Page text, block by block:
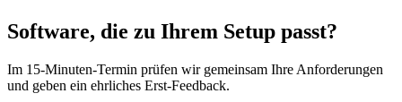
Software, die zu Ihrem Setup passt?
Im 15-Minuten-Termin prüfen wir gemeinsam Ihre Anforderungen
und geben ein ehrliches Erst-Feedback.